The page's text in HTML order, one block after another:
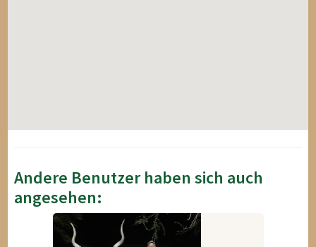
Andere Benutzer haben sich auch
angesehen: